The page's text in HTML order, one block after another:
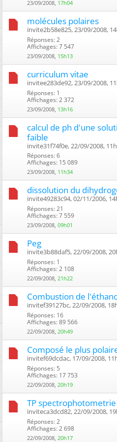
23/09/2008, 17h04
molécules polaires
invite2b58e825, 23/09/2008,
Réponses: 2
Affichages: 7 547
23/09/2008, 15h13
curriculum vitae
invitee283de92, 23/09/2008,
Réponses: 1
Affichages: 2 372
23/09/2008, 13h16
calcul de ph d'une
faible
invite31f74f0e, 22/09/2008,
Réponses: 6
Affichages: 15 089
23/09/2008, 11h34
dissolution du
invite49283c94, 02/11/2006,
Réponses: 21
Affichages: 7 559
23/09/2008, 09h01
Peg
invite3b88daf5, 22/09/2008,
Réponses: 1
Affichages: 2 108
22/09/2008, 21h22
Combustion de
invitef39127bc, 22/09/2008,
Réponses: 16
Affichages: 89 566
22/09/2008, 20h49
Composé le plus
invitef69dcdac, 17/09/2008,
Réponses: 5
Affichages: 17 753
22/09/2008, 20h19
TP spectrophotometrie
inviteca3dcd82, 22/09/2008,
Réponses: 2
Affichages: 2 698
22/09/2008, 20h17